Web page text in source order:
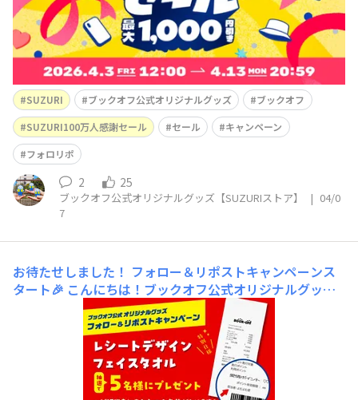
SUZURI ブックオフ公式オリジナルグッズ
ブックオフ
SUZURI100万人感謝セール
セール
キャンペーン
フォロリポ
2 25
ブックオフ公式オリジナルグッズ【SUZURIストア】 | 04/0
7
お待たせしました！ フォロー＆リポストキャンペーンス
タート🎉 こんにちは！ブックオフ公式オリジナルグッズ
【SUZURI】です！＼ 本日から ／フォロー＆リポスト
キャンペーン開催です🎉お待たせしました！フォロリポC
P第７弾🌟気になるプレゼントは…いま話題のレシートデ
ザイン フェイスタオル【特別仕様】✨さらに！！大喜利
に参加で当選確率3倍のチャンス🎁▼公式Xの投稿